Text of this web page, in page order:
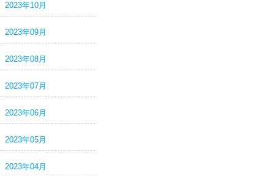
2023年10月
2023年09月
2023年08月
2023年07月
2023年06月
2023年05月
2023年04月